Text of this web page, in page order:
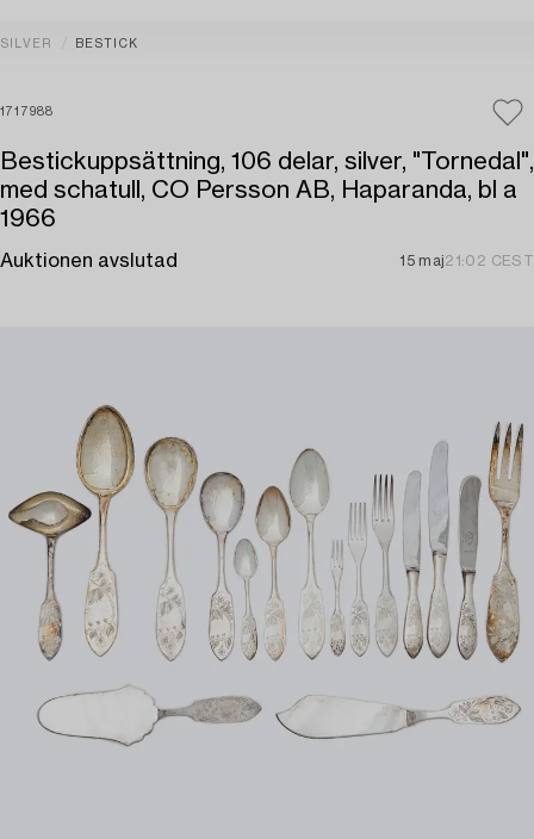
SILVER BESTICK
1717988
Bestickuppsättning, 106 delar, silver, "Tornedal",
med schatull, CO Persson AB, Haparanda, bl a
1966
Auktionen avslutad 15 maj21:02 CEST